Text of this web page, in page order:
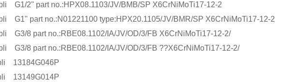
G1/2" part no.:HPX08.1103/JV/BMB/SP X6CrNiMoTi17-12-2
G1" part no.:N01221100 type:HPX20.1105/JV/BMR/SP X6CrNiMoTi17-12-2
G3/8 part no.:RBE08.1102/IA/JV/OD/3/FB X6CrNiMoTi17-12-2/
G3/8 part no.:RBE08.1102/IA/JV/OD/3/FB ??X6CrNiMoTi17-12-2/
13184G046P
13149G014P